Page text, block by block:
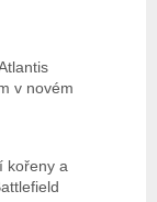
v novém
kořeny a